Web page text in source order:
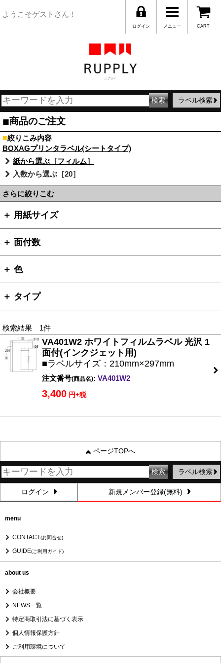
ようこそゲストさん！
CART
メニュー
ログイン
ラベル検索
■商品のご注文
■絞りこみ内容
BOXAGプリンタラベル(シートタイプ)
紙から選ぶ［フィルム］
入数から選ぶ［20］
さらに絞りこむ
＋ 用紙サイズ
＋ 面付数
＋ 色
＋ タイプ
検索結果 1件
VA401W2 ホワイトフィルムラベル 光沢 1
面付(インクジェット用)
■ラベルサイズ：210mm×297mm
注文番号(商品名): VA401W2
3,400 円+税
ページTOPへ
ラベル検索
ログイン 新規メンバー登録(無料)
menu
CONTACT(お問合せ)
GUIDE(ご利用ガイド)
about us
会社概要
NEWS一覧
特定商取引法に基づく表示
個人情報保護方針
ご利用環境について